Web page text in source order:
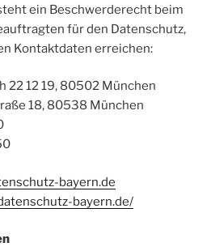
ein Beschwerderecht beim
für den Datenschutz,
Kontaktdaten erreichen:
22 12 19, 80502 München
18, 80538 München
bayern.de
bayern.de/